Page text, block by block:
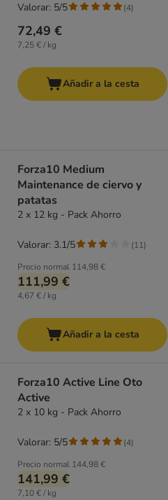
72,49 €
7,25 € / kg
Valorar: 5/5 (4)
Añadir a la cesta
Forza10 Medium
Maintenance de ciervo y
patatas
2 x 12 kg - Pack Ahorro
Precio normal 114,98 €
111,99 €
4,67 € / kg
Valorar: 3.1/5 (11)
Añadir a la cesta
Forza10 Active Line Oto
Active
2 x 10 kg - Pack Ahorro
Precio normal 144,98 €
141,99 €
7,10 € / kg
Valorar: 5/5 (4)